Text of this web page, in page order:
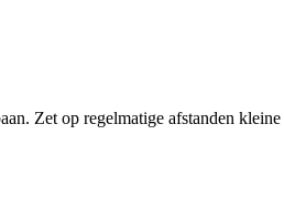
Zet op regelmatige afstanden